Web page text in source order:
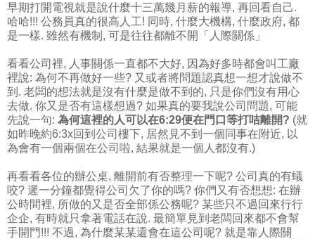
早期打開電視就是說什麼十三萬幾月薪的報導, 再回看自己.
哈哈!!! 公務員真的很高人工! 同時, 什麼大機構, 什麼政府, 都
是一樣. 雖然有機制, 可是往往都離不開「人際關係」
看看公司裡, 人事關係一直都不大好, 因為好多時都會叫工廠
裡說: 為何不再做好一些? 又或者將問題認真想一想才說做不
到. 老闆的想法就是沒有什麼是做不到的, 只是你們沒有用心
去做. 你又是否有這樣想過? 如果真的要我說公司問題, 可能
先說一句: 為何這裡的人可以在6:29便在門口等打咭離開? (就
如昨晚約6:3x回到公司樓下, 居然見不到一個同事在附近, 以
為會有一個兩個在公司啦, 結果就是一個人都沒有.)
再看看各位的辦公桌, 離開前有否整理一下呢? 公司真的有蟻
咬? 遲一分鐘都覺得公司欠了你的嗎? 你們又有否想想: 在辦
公時間裡, 所做的又是否全部係公務呢? 某些只不過回來行行
企企, 有時就只拿著電話在說. 最簡單見到老闆回來都不會幫
手開門!!! 不過, 為什麼某某還會在這公司呢? 就是靠人際關